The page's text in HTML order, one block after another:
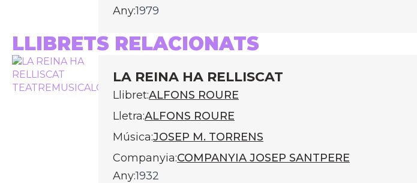
Any:1979
LLIBRETS RELACIONATS
LA REINA HA RELLISCAT
Llibret:ALFONS ROURE
Lletra:ALFONS ROURE
Música:JOSEP M. TORRENS
Companyia:COMPANYIA JOSEP SANTPERE
Any:1932